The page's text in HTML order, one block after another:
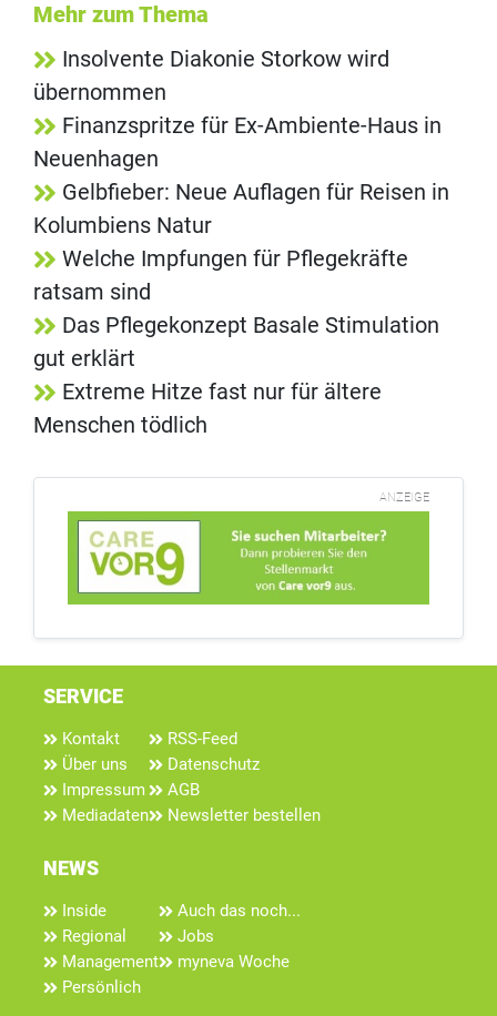
Mehr zum Thema
Insolvente Diakonie Storkow wird
übernommen
Finanzspritze für Ex-Ambiente-Haus in
Neuenhagen
Gelbfieber: Neue Auflagen für Reisen in
Kolumbiens Natur
Welche Impfungen für Pflegekräfte
ratsam sind
Das Pflegekonzept Basale Stimulation
gut erklärt
Extreme Hitze fast nur für ältere
Menschen tödlich
ANZEIGE
SERVICE
Kontakt
Über uns
Impressum
Mediadaten
RSS-Feed
Datenschutz
AGB
Newsletter bestellen
NEWS
Inside
Regional
Management
Persönlich
Auch das noch...
Jobs
myneva Woche